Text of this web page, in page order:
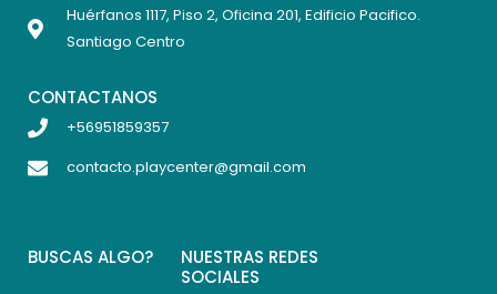
Huérfanos 1117, Piso 2, Oficina 201, Edificio Pacifico.
Santiago Centro
CONTACTANOS
+56951859357
contacto.playcenter@gmail.com
BUSCAS ALGO?
NUESTRAS REDES
SOCIALES